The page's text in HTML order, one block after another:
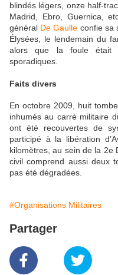
blindés légers, onze half-
Madrid, Ebro, Guernica,
général De Gaulle confie sa
Élysées, le lendemain du
alors que la foule était
sporadiques.
Faits divers
En octobre 2009, huit
inhumés au carré militaire
ont été recouvertes de
participé à la libération
kilomètres, au sein de la 2e
civil comprend aussi deux
pas été dégradées.
#Organisations Militaires
Partager